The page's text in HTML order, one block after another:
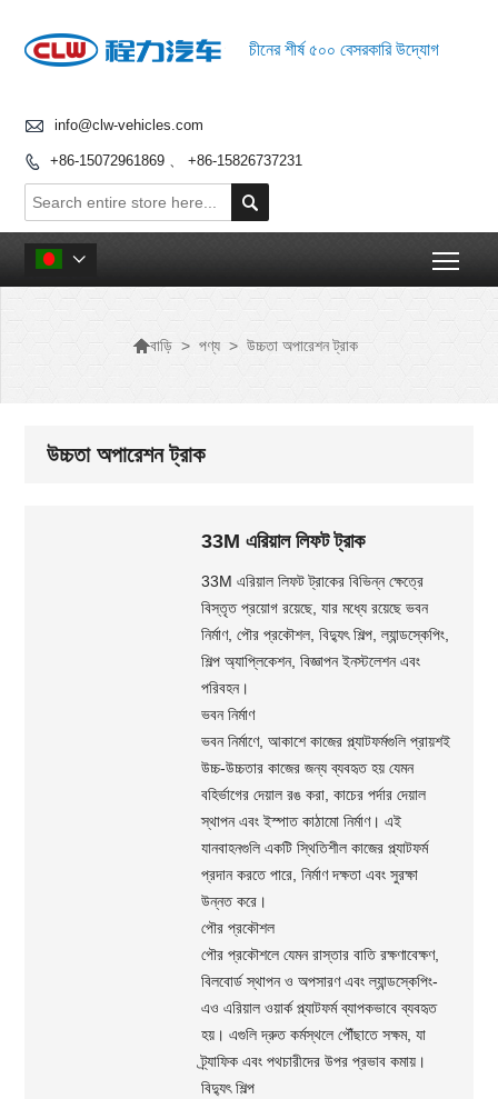
চীনের শীর্ষ ৫০০ বেসরকারি উদ্যোগ
 info@clw-vehicles.com
 +86-15072961869 、 +86-15826737231


বাড়ি > পণ্য > উচ্চতা অপারেশন ট্রাক
উচ্চতা অপারেশন ট্রাক
33M এরিয়াল লিফট ট্রাক
33M এরিয়াল লিফট ট্রাকের বিভিন্ন ক্ষেত্রে
বিস্তৃত প্রয়োগ রয়েছে, যার মধ্যে রয়েছে ভবন
নির্মাণ, পৌর প্রকৌশল, বিদ্যুৎ শিল্প, ল্যান্ডস্কেপিং,
শিল্প অ্যাপ্লিকেশন, বিজ্ঞাপন ইনস্টলেশন এবং
পরিবহন।
ভবন নির্মাণ
ভবন নির্মাণে, আকাশে কাজের প্ল্যাটফর্মগুলি প্রায়শই
উচ্চ-উচ্চতার কাজের জন্য ব্যবহৃত হয় যেমন
বহির্ভাগের দেয়াল রঙ করা, কাচের পর্দার দেয়াল
স্থাপন এবং ইস্পাত কাঠামো নির্মাণ। এই
যানবাহনগুলি একটি স্থিতিশীল কাজের প্ল্যাটফর্ম
প্রদান করতে পারে, নির্মাণ দক্ষতা এবং সুরক্ষা
উন্নত করে।
পৌর প্রকৌশল
পৌর প্রকৌশলে যেমন রাস্তার বাতি রক্ষণাবেক্ষণ,
বিলবোর্ড স্থাপন ও অপসারণ এবং ল্যান্ডস্কেপিং-
এও এরিয়াল ওয়ার্ক প্ল্যাটফর্ম ব্যাপকভাবে ব্যবহৃত
হয়। এগুলি দ্রুত কর্মস্থলে পৌঁছাতে সক্ষম, যা
ট্র্যাফিক এবং পথচারীদের উপর প্রভাব কমায়।
বিদ্যুৎ শিল্প